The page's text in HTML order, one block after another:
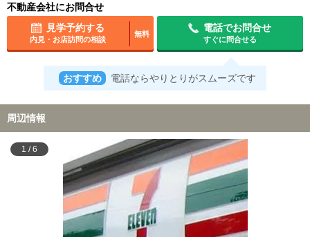
不動産会社にお問合せ
見学予約する
内見・お店訪問の相談
無料
電話でお問合せ
すぐに問合せる
おすすめ 電話ならやりとりがスムーズです
周辺情報
1 /6